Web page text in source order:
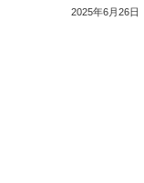
2025年6月26日